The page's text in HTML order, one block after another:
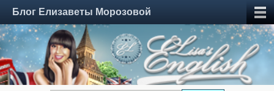
Блог Елизаветы Морозовой